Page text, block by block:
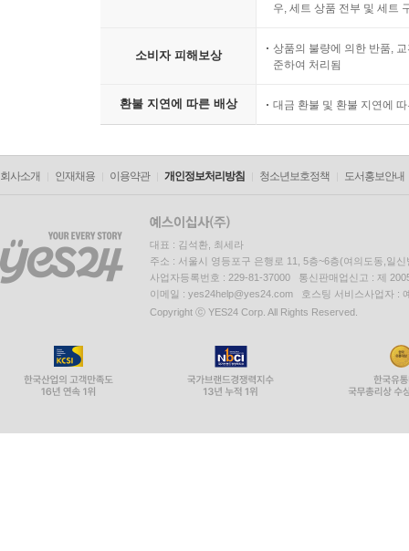
우, 세트 상품 전부 및 세트
소비자 피해보상
상품의 불량에 의한 반품,
준하여 처리됨
환불 지연에 따른 배상 대금 환불 및 환불 지연에
회사소개 인재채용 이용약관 개인정보처리방침 청소년보호정책 도서홍보안내
대표 : 김석환, 최세라
주소 : 서울시 영등포구 은행로 11, 5층~6층(여의도동,일신
사업자등록번호 : 229-81-37000 통신판매업신고 : 제
이메일 : yes24help@yes24.com 호스팅 서비스사업자 :
Copyright ⓒ YES24 Corp. All Rights Reserved.